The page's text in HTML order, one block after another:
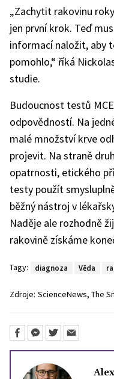
„Zachytit rakovinu
jen první krok. Teď
informací naložit, aby
pomohlo,“ říká
studie.
Budoucnost testů
odpovědností. Na
malé množství krve
projevit. Na straně
opatrnosti, etického
testy použít
běžný nástroj v
Naděje ale rozhodně
rakovině získáme
Tagy: diagnoza Věda
Zdroje: ScienceNews, The